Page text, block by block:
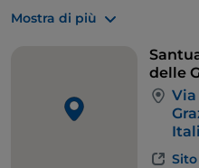
Se poi si volesse allargare
meno prossimi
visitando Imperia serve
una cinquantina di
Taggia – un
, un
scorci, con mura e chiese
Mostra di più
delle
Via